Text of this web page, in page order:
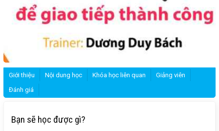
Giới thiệu Nội dung học Khóa học liên quan
Giảng viên
Đánh giá
Bạn sẽ học được gì?